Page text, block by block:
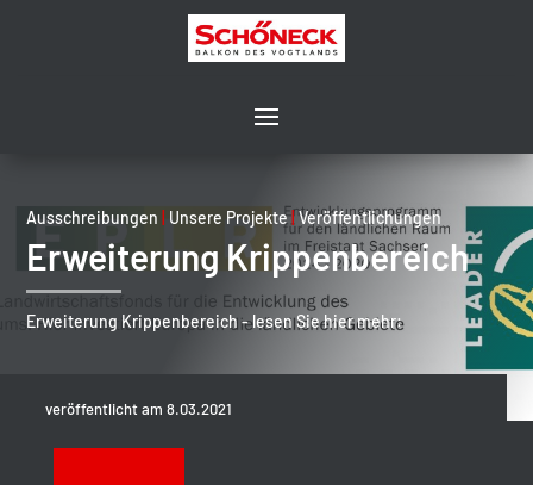
Ausschreibungen Unsere Projekte|Veröffentlichungen
Erweiterung Krippenbereich
Erweiterung Krippenbereich - lesen Sie hier mehr:
veröffentlicht am 8.03.2021